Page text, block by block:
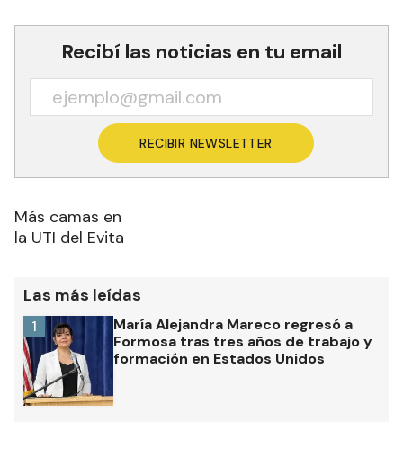
Recibí las noticias en tu email
RECIBIR NEWSLETTER
Más camas en
la UTI del Evita
Las más leídas
María Alejandra Mareco regresó a
Formosa tras tres años de trabajo y
formación en Estados Unidos
1